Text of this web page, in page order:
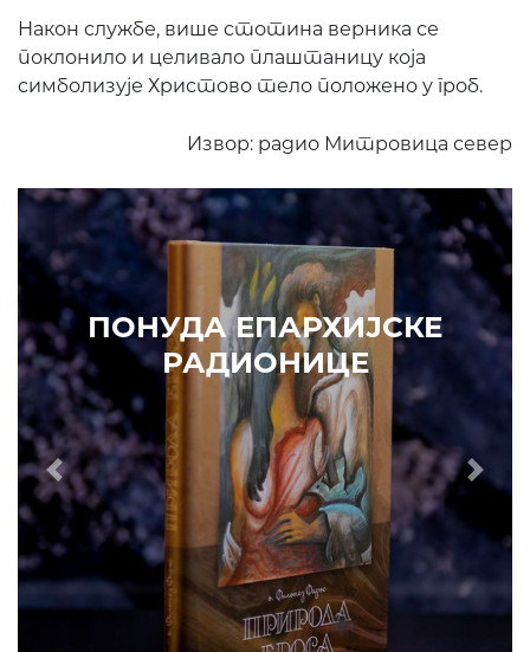
Након службе, више стотина верника се
поклонило и целивало плаштаницу која
симболизује Христово тело положено у гроб.
Извор: радио Митровица север
ЕПАРХИЈСКЕ
РАДИОНИЦЕ
Prethodni